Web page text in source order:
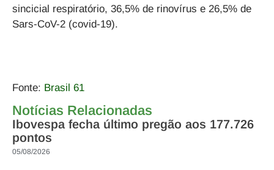
sincicial respiratório, 36,5% de rinovírus e 26,5% de
Sars-CoV-2 (covid-19).
Fonte: Brasil 61
Notícias Relacionadas
Ibovespa fecha último pregão aos 177.726
pontos
05/08/2026